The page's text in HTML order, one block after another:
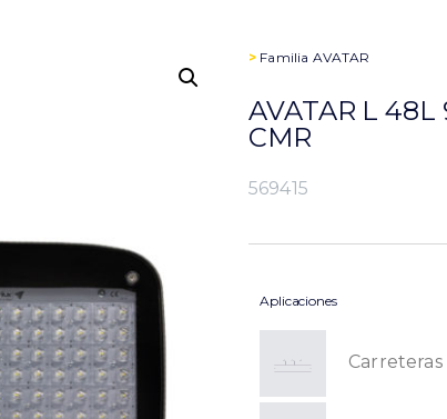
> Familia AVATAR
AVATAR L
CMR
569415
Aplicaciones
Carreteras